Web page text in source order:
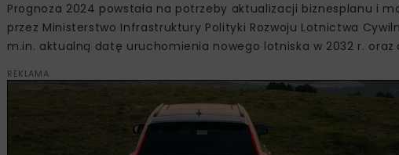
Prognoza 2024 powstała na potrzeby aktualizacji biznesplanu i
przez Ministerstwo Infrastruktury Polityki Rozwoju Lotnictwa
m.in. aktualną datę uruchomienia nowego lotniska w 2032 r.
REKLAMA